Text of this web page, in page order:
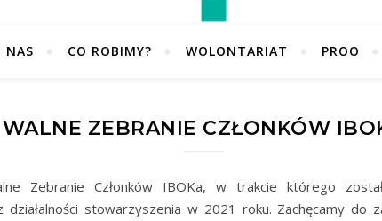
NAS CO ROBIMY? WOLONTARIAT PROO
WALNE ZEBRANIE CZŁONKÓW
Zebranie Członków IBOKa, w trakcie którego
stowarzyszenia w 2021 roku. Zachęcamy do